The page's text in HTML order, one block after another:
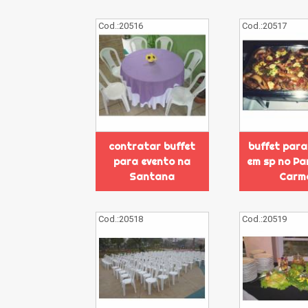
Cod.:20516
contratar buffet
para evento na
Santana
Cod.:20517
buffet para
em sp no
Cod.:20518 Cod.:20519